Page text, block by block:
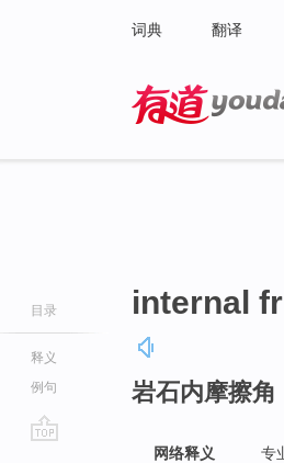
词典 翻译
目录
释义
例句
internal
岩石内摩擦角
网络释义 专